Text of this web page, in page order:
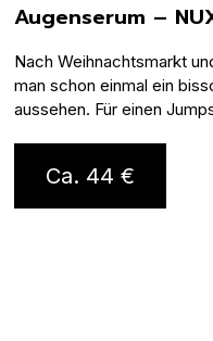
Augenserum –
Nach Weihnachtsmarkt
man schon einmal ein
aussehen. Für einen
Ca. 44 €